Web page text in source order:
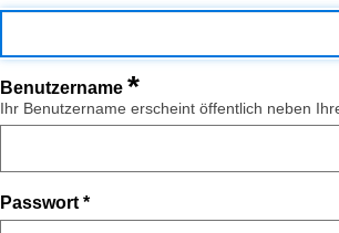
Benutzername *
Ihr Benutzername erscheint öffentlich neben
Passwort *